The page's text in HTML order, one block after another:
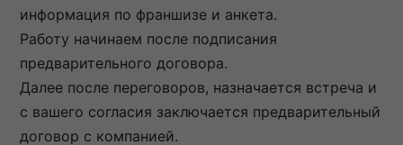
информация по франшизе и анкета.
Работу начинаем после подписания
предварительного договора.
Далее после переговоров, назначается встреча и
с вашего согласия заключается предварительный
договор с компанией.